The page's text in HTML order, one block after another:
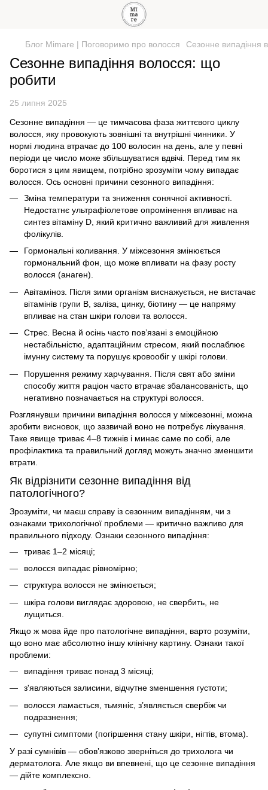
Блог Mimare | Поговоримо про волосся Сезонне випадіння
Сезонне випадіння волосся: що
робити
25 липня 2025
Сезонне випадіння — це тимчасова фаза життєвого циклу
волосся, яку провокують зовнішні та внутрішні чинники. У
нормі людина втрачає до 100 волосин на день, але у певні
періоди це число може збільшуватися вдвічі. Перед тим як
боротися з цим явищем, потрібно зрозуміти чому випадає
волосся. Ось основні причини сезонного випадіння:
Зміна температури та зниження сонячної активності.
Недостатнє ультрафіолетове опромінення впливає на
синтез вітаміну D, який критично важливий для живлення
фолікулів.
Гормональні коливання. У міжсезоння змінюється
гормональний фон, що може впливати на фазу росту
волосся (анаген).
Авітаміноз. Після зими організм виснажується, не вистачає
вітамінів групи B, заліза, цинку, біотину — це напряму
впливає на стан шкіри голови та волосся.
Стрес. Весна й осінь часто пов’язані з емоційною
нестабільністю, адаптаційним стресом, який послаблює
імунну систему та порушує кровообіг у шкірі голови.
Порушення режиму харчування. Після свят або зміни
способу життя раціон часто втрачає збалансованість, що
негативно позначається на структурі волосся.
Розглянувши причини випадіння волосся у міжсезонні, можна
зробити висновок, що зазвичай воно не потребує лікування.
Таке явище триває 4–8 тижнів і минає саме по собі, але
профілактика та правильний догляд можуть значно зменшити
втрати.
Як відрізнити сезонне випадіння від
патологічного?
Зрозуміти, чи маєш справу із сезонним випадінням, чи з
ознаками трихологічної проблеми — критично важливо для
правильного підходу. Ознаки сезонного випадіння:
триває 1–2 місяці;
волосся випадає рівномірно;
структура волосся не змінюється;
шкіра голови виглядає здоровою, не свербить, не
лущиться.
Якщо ж мова йде про патологічне випадіння, варто розуміти,
що воно має абсолютно іншу клінічну картину. Ознаки такої
проблеми:
випадіння триває понад 3 місяці;
з'являються залисини, відчутне зменшення густоти;
волосся ламається, тьмяніє, з’являється свербіж чи
подразнення;
супутні симптоми (погіршення стану шкіри, нігтів, втома).
У разі сумнівів — обов’язково зверніться до трихолога чи
дерматолога. Але якщо ви впевнені, що це сезонне випадіння
— дійте комплексно.